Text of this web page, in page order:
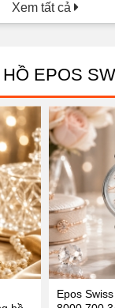
Xem tất cả
EPOS
Epos